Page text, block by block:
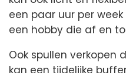
een paar uur per
een hobby die af en
Ook spullen verkopen
kan een tijdelijke